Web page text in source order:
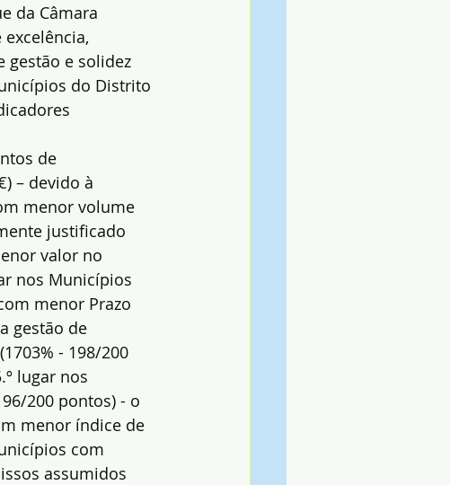
da Câmara
gestão e solidez
do Distrito
de
– devido à
menor volume
justificado
valor no
nos Municípios
menor Prazo
gestão de
- 198/200
lugar nos
200 pontos) - o
menor índice de
com
assumidos